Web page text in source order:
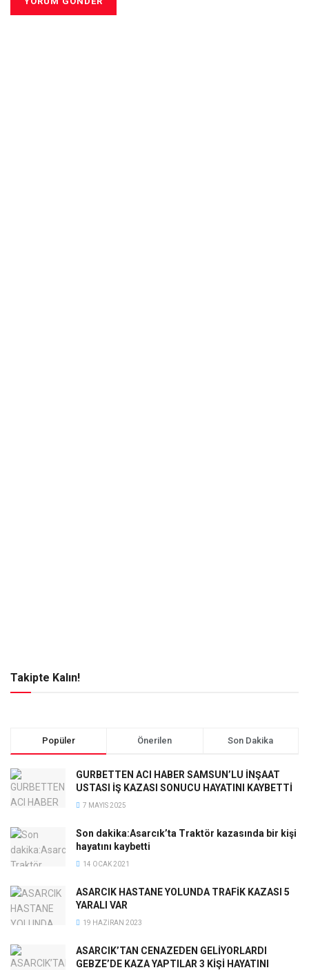
Takipte Kalın!
Popüler Önerilen Son Dakika
GURBETTEN ACI HABER SAMSUN’LU İNŞAAT
USTASI İŞ KAZASI SONUCU HAYATINI KAYBETTİ
7 MAYIS 2025
Son dakika:Asarcık’ta Traktör kazasında bir kişi
hayatını kaybetti
14 OCAK 2021
ASARCIK HASTANE YOLUNDA TRAFİK KAZASI 5
YARALI VAR
19 HAZIRAN 2023
ASARCIK’TAN CENAZEDEN GELİYORLARDI
GEBZE’DE KAZA YAPTILAR 3 KİŞİ HAYATINI